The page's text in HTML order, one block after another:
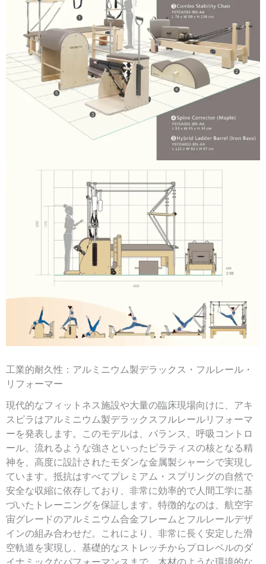
工業的耐久性：アルミニウム製デラックス・フルレール・
リフォーマー
現代的なフィットネス施設や大量の臨床現場向けに、アキ
スピラはアルミニウム製デラックスフルレールリフォーマ
ーを発表します。このモデルは、バランス、呼吸コントロ
ール、流れるような強さといったピラティスの核となる精
神を、高度に設計されたモダンな金属製シャーシで実現し
ています。抵抗はすべてプレミアム・スプリングの自然で
安全な収縮に依存しており、非常に効率的で人間工学に基
づいたトレーニングを保証します。特徴的なのは、航空宇
宙グレードのアルミニウム合金フレームとフルレールデザ
インの組み合わせだ。これにより、非常に長く安定した滑
空軌道を実現し、基礎的なストレッチからプロレベルのダ
イナミックなパフォーマンスまで、木材のような環境的な